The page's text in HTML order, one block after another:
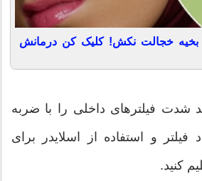
بخیه خجالت نکش! کلیک کن درمانش
شدت فیلترهای داخلی را با ضربه
و استفاده از اسلایدر برای
کنید.